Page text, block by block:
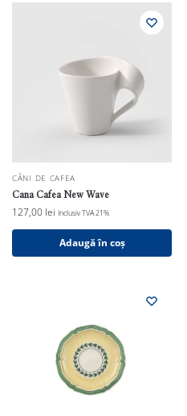
CĂNI DE CAFEA
Cana Cafea New Wave
127,00 lei Inclusiv TVA 21%
Adaugă în coș